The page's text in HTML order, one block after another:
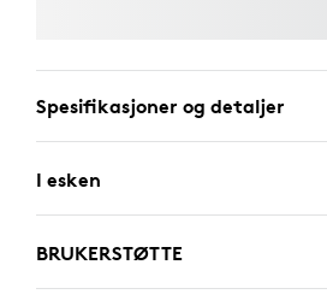
Spesifikasjoner og detaljer
I esken
BRUKERSTØTTE